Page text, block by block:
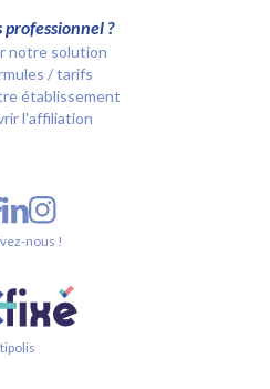
professionnel ?
notre solution
/ tarifs
établissement
l'affiliation
nous !